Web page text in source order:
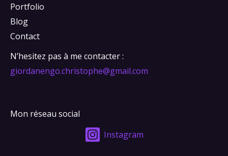
Portfolio
Blog
Contact
N’hesitez pas à me contacter :
giordanengo.christophe@gmail.com
Mon réseau social
Instagram